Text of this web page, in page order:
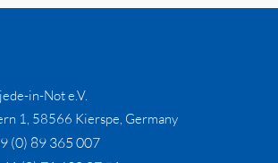
in-Not e.V.
1, 58566 Kierspe, Germany
(0) 89 365 007